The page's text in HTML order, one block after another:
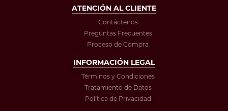
ATENCIÓN AL CLIENTE
Contáctenos
Preguntas Frecuentes
Proceso de Compra
INFORMACIÓN LEGAL
Términos y Condiciones
Tratamiento de Datos
Política de Privacidad